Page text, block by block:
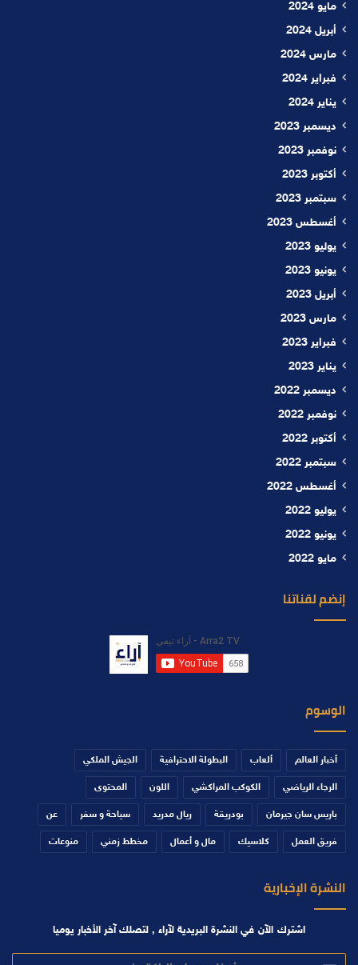
مايو 2024
أبريل 2024
مارس 2024
فبراير 2024
يناير 2024
ديسمبر 2023
نوفمبر 2023
أكتوبر 2023
سبتمبر 2023
أغسطس 2023
يوليو 2023
يونيو 2023
أبريل 2023
مارس 2023
فبراير 2023
يناير 2023
ديسمبر 2022
نوفمبر 2022
أكتوبر 2022
سبتمبر 2022
أغسطس 2022
يوليو 2022
يونيو 2022
مايو 2022
إنضم لقناتنا
الوسوم
أخبار العالم ألعاب البطولة الاحترافية الجيش الملكي
الرجاء الرياضي الكوكب المراكشي اللون المحتوى
باريس سان جيرمان بودريقة ريال مدريد سياحة و سفر عن
فريق العمل كلاسيك مال و أعمال مخطط زمني منوعات
النشرة الإخبارية
اشترك الآن في النشرة البريدية لآراء , لتصلك آخر الأخبار يوميا